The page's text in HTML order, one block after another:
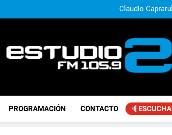
Carlos Linares
ley de tierras y
Paco Olveira
Carlos Linares
ley de tierras y
Paco Olveira
FM Estudio 2
PROGRAMACIÓN CONTACTO